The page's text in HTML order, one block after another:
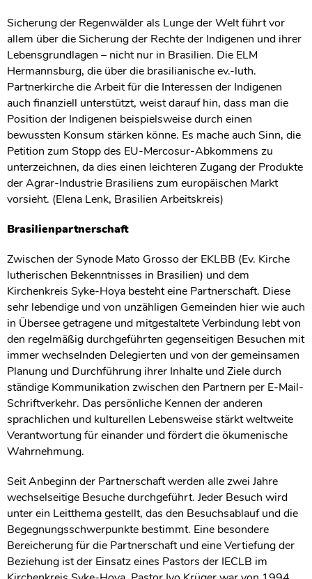
Sicherung der Regenwälder als Lunge der Welt führt vor
allem über die Sicherung der Rechte der Indigenen und ihrer
Lebensgrundlagen – nicht nur in Brasilien. Die ELM
Hermannsburg, die über die brasilianische ev.-luth.
Partnerkirche die Arbeit für die Interessen der Indigenen
auch finanziell unterstützt, weist darauf hin, dass man die
Position der Indigenen beispielsweise durch einen
bewussten Konsum stärken könne. Es mache auch Sinn, die
Petition zum Stopp des EU-Mercosur-Abkommens zu
unterzeichnen, da dies einen leichteren Zugang der Produkte
der Agrar-Industrie Brasiliens zum europäischen Markt
vorsieht. (Elena Lenk, Brasilien Arbeitskreis)
Brasilienpartnerschaft
Zwischen der Synode Mato Grosso der EKLBB (Ev. Kirche
lutherischen Bekenntnisses in Brasilien) und dem
Kirchenkreis Syke-Hoya besteht eine Partnerschaft. Diese
sehr lebendige und von unzähligen Gemeinden hier wie auch
in Übersee getragene und mitgestaltete Verbindung lebt von
den regelmäßig durchgeführten gegenseitigen Besuchen mit
immer wechselnden Delegierten und von der gemeinsamen
Planung und Durchführung ihrer Inhalte und Ziele durch
ständige Kommunikation zwischen den Partnern per E-Mail-
Schriftverkehr. Das persönliche Kennen der anderen
sprachlichen und kulturellen Lebensweise stärkt weltweite
Verantwortung für einander und fördert die ökumenische
Wahrnehmung.
Seit Anbeginn der Partnerschaft werden alle zwei Jahre
wechselseitige Besuche durchgeführt. Jeder Besuch wird
unter ein Leitthema gestellt, das den Besuchsablauf und die
Begegnungsschwerpunkte bestimmt. Eine besondere
Bereicherung für die Partnerschaft und eine Vertiefung der
Beziehung ist der Einsatz eines Pastors der IECLB im